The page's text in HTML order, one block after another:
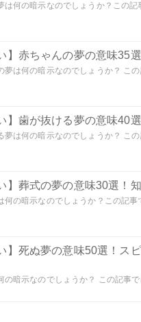
は何の暗示なのでしょうか？この記
】赤ちゃんの夢の意味35
夢は何の暗示なのでしょうか？ こ
】歯が抜ける夢の意味40
夢は何の暗示なのでしょうか？ こ
】葬式の夢の意味30選！
何の暗示なのでしょうか？この記事
】死ぬ夢の意味50選！ス
の暗示なのでしょうか？ この記事